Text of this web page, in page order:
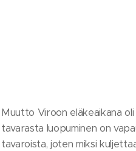
Muutto Viroon eläkeaikana oli
tavarasta luopuminen on
tavaroista, joten miksi